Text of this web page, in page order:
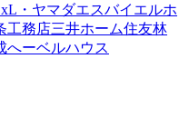
・ヤマダエスバイエルホ
工務店三井ホーム住友林
へーベルハウス